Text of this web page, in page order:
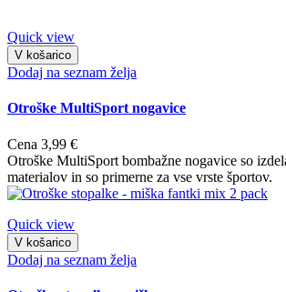
Quick view
V košarico
Dodaj na seznam želja
Otroške MultiSport nogavice
Cena 3,99 €
Otroške MultiSport bombažne nogavice so
materialov in so primerne za vse vrste športov.
Quick view
V košarico
Dodaj na seznam želja